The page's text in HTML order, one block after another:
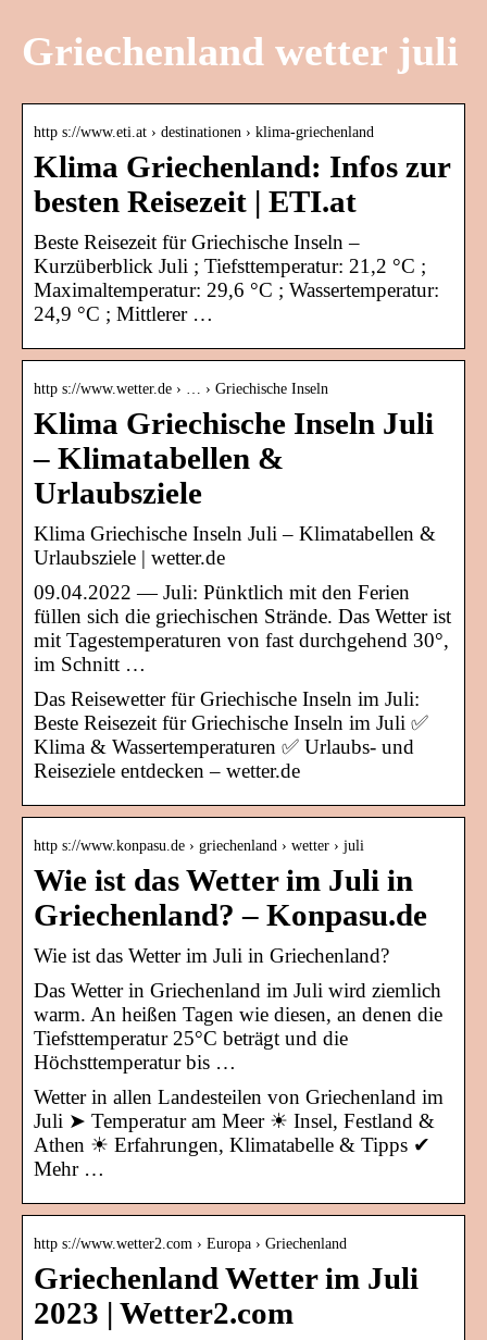
Griechenland wetter juli
http s://www.eti.at › destinationen › klima-griechenland
Klima Griechenland: Infos zur
besten Reisezeit | ETI.at
Beste Reisezeit für Griechische Inseln –
Kurzüberblick Juli ; Tiefsttemperatur: 21,2 °C ;
Maximaltemperatur: 29,6 °C ; Wassertemperatur:
24,9 °C ; Mittlerer …
http s://www.wetter.de › … › Griechische Inseln
Klima Griechische Inseln Juli
– Klimatabellen &
Urlaubsziele
Klima Griechische Inseln Juli – Klimatabellen &
Urlaubsziele | wetter.de
09.04.2022 — Juli: Pünktlich mit den Ferien
füllen sich die griechischen Strände. Das Wetter ist
mit Tagestemperaturen von fast durchgehend 30°,
im Schnitt …
Das Reisewetter für Griechische Inseln im Juli:
Beste Reisezeit für Griechische Inseln im Juli ✅
Klima & Wassertemperaturen ✅ Urlaubs- und
Reiseziele entdecken – wetter.de
http s://www.konpasu.de › griechenland › wetter › juli
Wie ist das Wetter im Juli in
Griechenland? – Konpasu.de
Wie ist das Wetter im Juli in Griechenland?
Das Wetter in Griechenland im Juli wird ziemlich
warm. An heißen Tagen wie diesen, an denen die
Tiefsttemperatur 25°C beträgt und die
Höchsttemperatur bis …
Wetter in allen Landesteilen von Griechenland im
Juli ➤ Temperatur am Meer ☀ Insel, Festland &
Athen ☀ Erfahrungen, Klimatabelle & Tipps ✔
Mehr …
http s://www.wetter2.com › Europa › Griechenland
Griechenland Wetter im Juli
2023 | Wetter2.com